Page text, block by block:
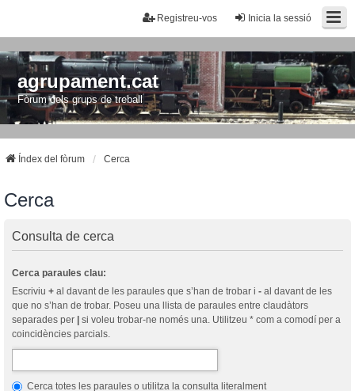
Inicia la sessió
Registreu-vos
agrupament.cat
Fòrum dels grups de treball
Índex del fòrum Cerca
Cerca
Consulta de cerca
Cerca paraules clau:
Escriviu + al davant de les paraules que s’han de trobar i - al davant de les
que no s’han de trobar. Poseu una llista de paraules entre claudàtors
separades per | si voleu trobar-ne només una. Utilitzeu * com a comodí per a
coincidències parcials.
Cerca totes les paraules o utilitza la consulta literalment